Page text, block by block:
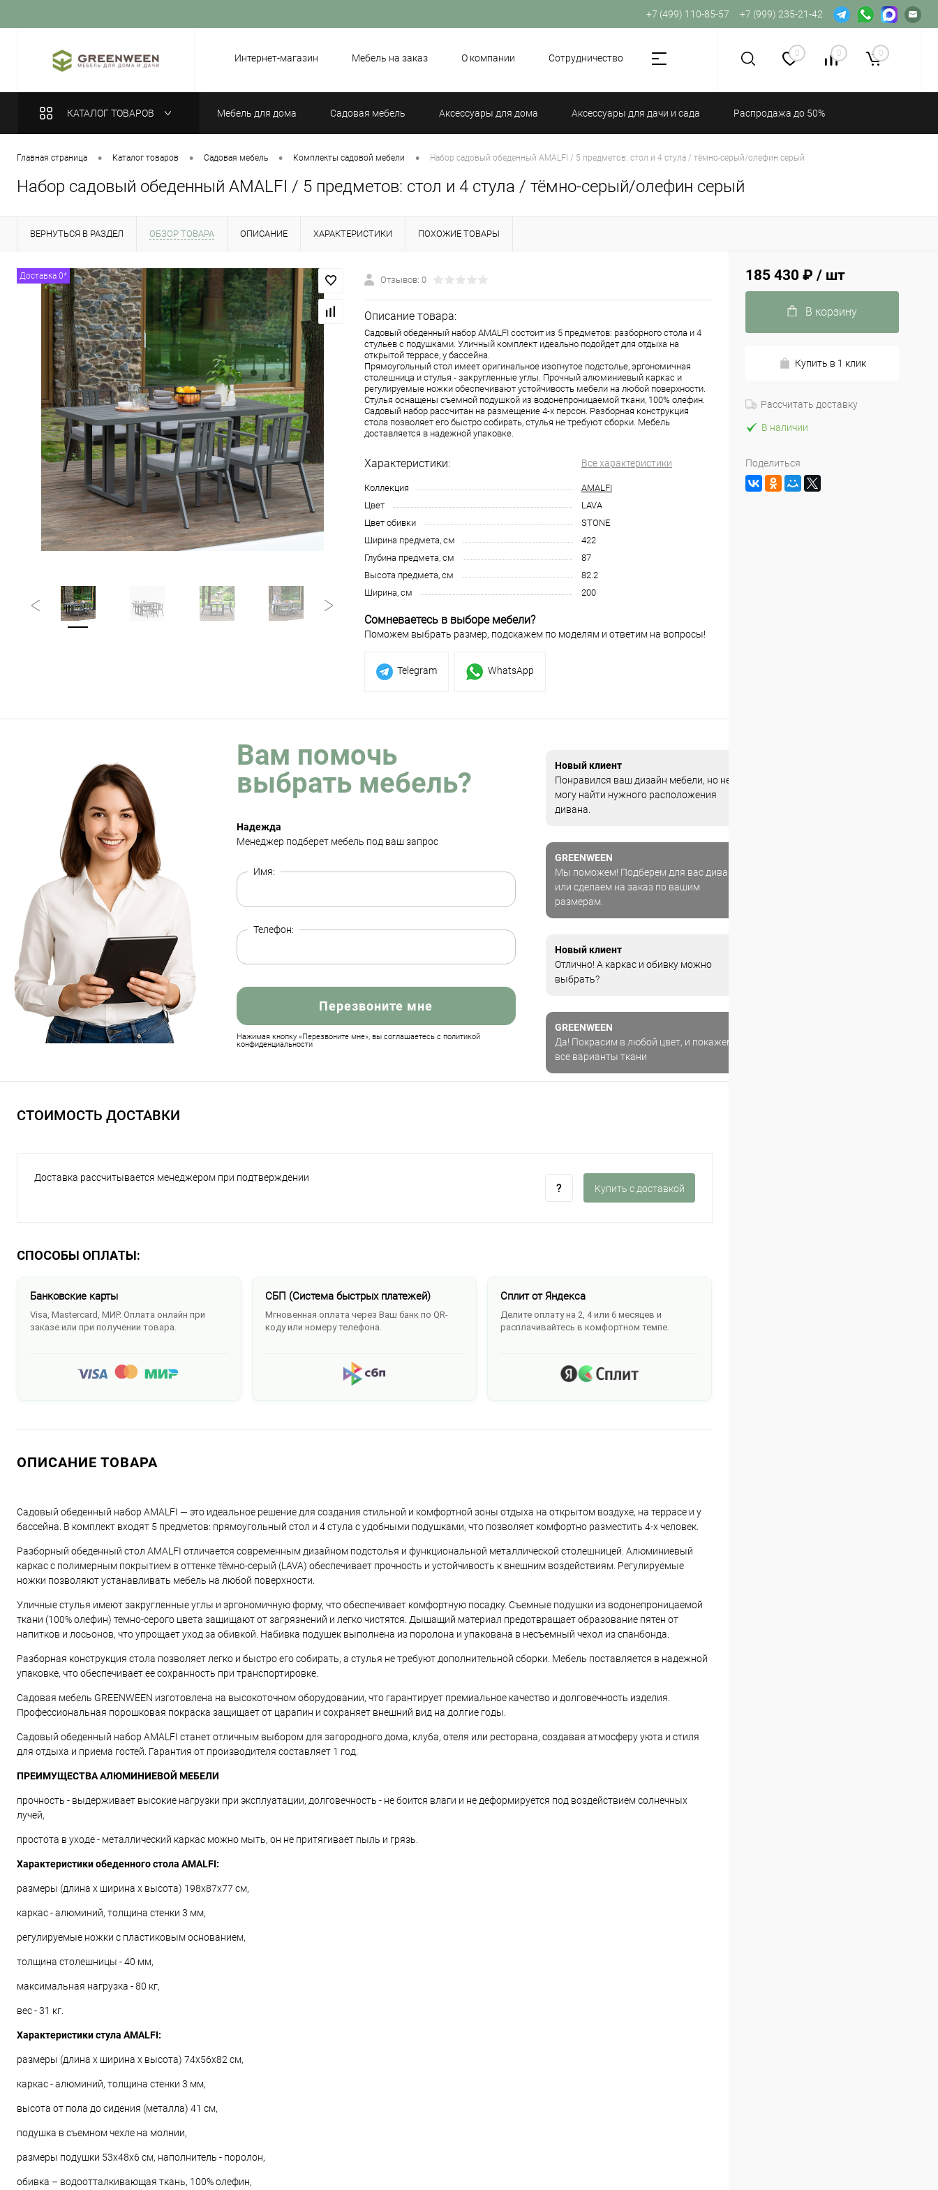
+7 (499) 110-85-57 +7 (999) 235-21-42
Интернет-магазин
Мебель на заказ О компании Сотрудничество 0 0 0
КАТАЛОГ ТОВАРОВ Мебель для дома Садовая мебель Аксессуары для дома Аксессуары для дачи и сада Распродажа до 50%
Главная страница • Каталог товаров • Садовая мебель • Комплекты садовой мебели • Набор садовый обеденный AMALFI / 5 предметов: стол и 4 стула / тёмно-серый/олефин серый
Набор садовый обеденный AMALFI / 5 предметов: стол и 4 стула / тёмно-серый/олефин серый
ВЕРНУТЬСЯ В РАЗДЕЛ ОБЗОР ТОВАРА ОПИСАНИЕ ХАРАКТЕРИСТИКИ ПОХОЖИЕ ТОВАРЫ
Доставка 0* Отзывов: 0
Описание товара:
Садовый обеденный набор AMALFI состоит из 5 предметов: разборного стола и 4
стульев с подушками. Уличный комплект идеально подойдет для отдыха на
открытой террасе, у бассейна.
Прямоугольный стол имеет оригинальное изогнутое подстолье, эргономичная
столешница и стулья - закругленные углы. Прочный алюминиевый каркас и
регулируемые ножки обеспечивают устойчивость мебели на любой поверхности.
Стулья оснащены съемной подушкой из водонепроницаемой ткани, 100% олефин.
Садовый набор рассчитан на размещение 4-х персон. Разборная конструкция
стола позволяет его быстро собирать, стулья не требуют сборки. Мебель
доставляется в надежной упаковке.
Характеристики: Все характеристики
Коллекция
AMALFI
Цвет
LAVA
Цвет обивки
STONE
Ширина предмета, см
422
Глубина предмета, см
87
Высота предмета, см
82.2
Ширина, см
200
Сомневаетесь в выборе мебели?
Поможем выбрать размер, подскажем по моделям и ответим на вопросы!
Telegram WhatsApp
Вам помочь
выбрать мебель?
Надежда
Менеджер подберет мебель под ваш запрос
Имя:
Телефон:
Перезвоните мне
Нажимая кнопку «Перезвоните мне», вы соглашаетесь с политикой
конфиденциальности
Новый клиент
Понравился ваш дизайн мебели, но не
могу найти нужного расположения
дивана.
GREENWEEN
Мы поможем! Подберем для вас диван
или сделаем на заказ по вашим
размерам.
Новый клиент
Отлично! А каркас и обивку можно
выбрать?
GREENWEEN
Да! Покрасим в любой цвет, и покажем
все варианты ткани
СТОИМОСТЬ ДОСТАВКИ
Доставка рассчитывается менеджером при подтверждении
Купить c доставкой
СПОСОБЫ ОПЛАТЫ:
Банковские карты
Visa, Mastercard, МИР. Оплата онлайн при
заказе или при получении товара.
СБП (Система быстрых платежей)
Мгновенная оплата через Ваш банк по QR-
коду или номеру телефона.
Сплит от Яндекса
Делите оплату на 2, 4 или 6 месяцев и
расплачивайтесь в комфортном темпе.
ОПИСАНИЕ ТОВАРА
Садовый обеденный набор AMALFI — это идеальное решение для создания стильной и комфортной зоны отдыха на открытом воздухе, на террасе и у
бассейна. В комплект входят 5 предметов: прямоугольный стол и 4 стула с удобными подушками, что позволяет комфортно разместить 4-х человек.
Разборный обеденный стол AMALFI отличается современным дизайном подстолья и функциональной металлической столешницей. Алюминиевый
каркас с полимерным покрытием в оттенке тёмно-серый (LAVA) обеспечивает прочность и устойчивость к внешним воздействиям. Регулируемые
ножки позволяют устанавливать мебель на любой поверхности.
Уличные стулья имеют закругленные углы и эргономичную форму, что обеспечивает комфортную посадку. Съемные подушки из водонепроницаемой
ткани (100% олефин) темно-серого цвета защищают от загрязнений и легко чистятся. Дышащий материал предотвращает образование пятен от
напитков и лосьонов, что упрощает уход за обивкой. Набивка подушек выполнена из поролона и упакована в несъемный чехол из спанбонда.
Разборная конструкция стола позволяет легко и быстро его собирать, а стулья не требуют дополнительной сборки. Мебель поставляется в надежной
упаковке, что обеспечивает ее сохранность при транспортировке.
Садовая мебель GREENWEEN изготовлена на высокоточном оборудовании, что гарантирует премиальное качество и долговечность изделия.
Профессиональная порошковая покраска защищает от царапин и сохраняет внешний вид на долгие годы.
Садовый обеденный набор AMALFI станет отличным выбором для загородного дома, клуба, отеля или ресторана, создавая атмосферу уюта и стиля
для отдыха и приема гостей. Гарантия от производителя составляет 1 год.
ПРЕИМУЩЕСТВА АЛЮМИНИЕВОЙ МЕБЕЛИ
прочность - выдерживает высокие нагрузки при эксплуатации, долговечность - не боится влаги и не деформируется под воздействием солнечных
лучей,
простота в уходе - металлический каркас можно мыть, он не притягивает пыль и грязь.
Характеристики обеденного стола AMALFI:
размеры (длина х ширина х высота) 198x87x77 см,
каркас - алюминий, толщина стенки 3 мм,
регулируемые ножки с пластиковым основанием,
толщина столешницы - 40 мм,
максимальная нагрузка - 80 кг,
вес - 31 кг.
Характеристики стула AMALFI:
размеры (длина х ширина х высота) 74x56x82 см,
каркас - алюминий, толщина стенки 3 мм,
высота от пола до сидения (металла) 41 см,
подушка в съемном чехле на молнии,
размеры подушки 53х48х6 см, наполнитель - поролон,
обивка – водоотталкивающая ткань, 100% олефин,
185 430 ₽ / шт
В корзину
Купить в 1 клик
Рассчитать доставку
В наличии
Поделиться